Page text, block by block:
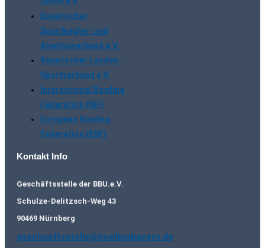
Bayerischer
Sportkegler- und
Bowlingverband e.V.
Bayerischer Landes-
Sportverband e.V.
International Bowling
Federation (IBF)
European Bowling
Federation (EBF)
Kontakt Info
Geschäftsstelle der BBU.e.V.
Schulze-Delitzsch-Weg 43
90469 Nürnberg
geschaeftsstelle@bowlingbayern.de